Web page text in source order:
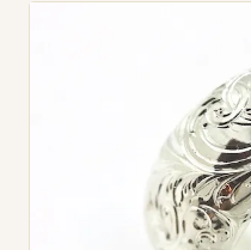
ENGRAVING
OLD
ENGLISH